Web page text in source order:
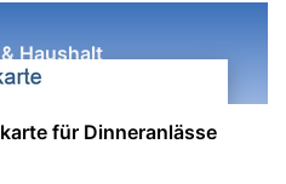
Haushalt
für Dinneranlässe